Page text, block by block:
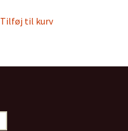
Tilføj til kurv